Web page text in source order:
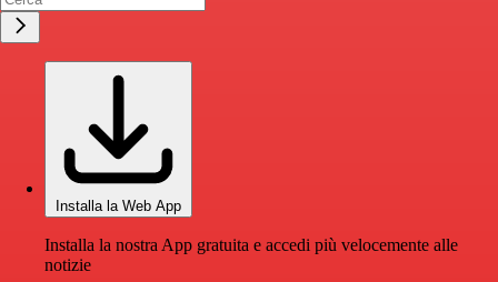
Installa la Web App
Installa la nostra App gratuita e accedi più velocemente alle
notizie